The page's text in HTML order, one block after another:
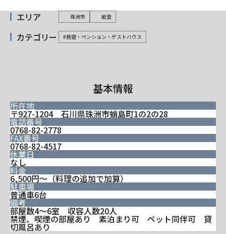
エリア 珠洲市 能登
カテゴリー #民宿・ペンション・ゲストハウス
基本情報
所在地
〒927-1204 石川県珠洲市蛸島町1の2の28
電話番号
0768-82-2778
FAX番号
0768-82-4517
休業日
なし
料金
6,500円～（料理の追加で加算）
駐車場
普通車6台
備考
部屋数4～6室 収容人数20人
禁煙、喫煙の部屋あり 素泊まり可 ペット同伴可 貸
切風呂あり